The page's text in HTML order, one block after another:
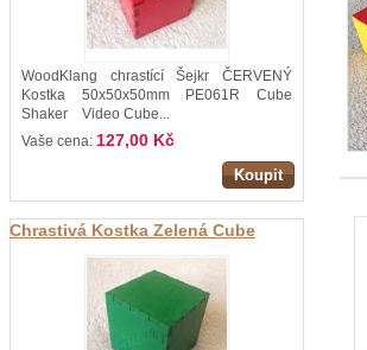
WoodKlang chrastící Šejkr ČERVENÝ
Kostka 50x50x50mm PE061R Cube
Shaker Video Cube...
Vaše cena: 127,00 Kč
Koupit
Chrastivá Kostka Zelená Cube